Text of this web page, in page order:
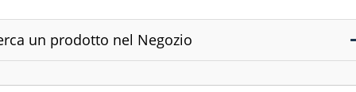
un prodotto nel Negozio